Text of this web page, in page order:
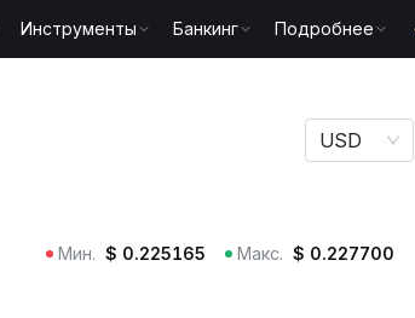
Инструменты Банкинг Подробнее
USD
Мин. $ 0.225165 Макс. $ 0.227700